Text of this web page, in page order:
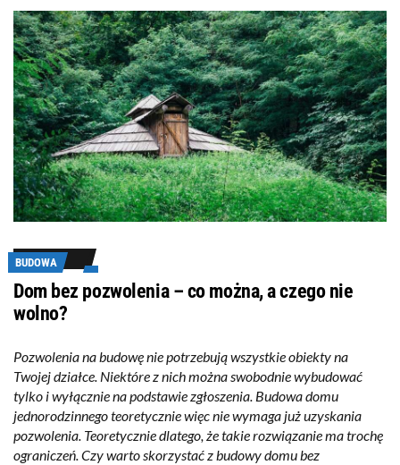
BUDOWA
Dom bez pozwolenia – co można, a czego nie
wolno?
Pozwolenia na budowę nie potrzebują wszystkie obiekty na
Twojej działce. Niektóre z nich można swobodnie wybudować
tylko i wyłącznie na podstawie zgłoszenia. Budowa domu
jednorodzinnego teoretycznie więc nie wymaga już uzyskania
pozwolenia. Teoretycznie dlatego, że takie rozwiązanie ma trochę
ograniczeń. Czy warto skorzystać z budowy domu bez